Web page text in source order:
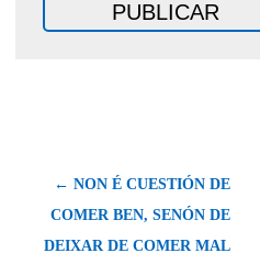
← NON É CUESTIÓN DE
COMER BEN, SENÓN DE
DEIXAR DE COMER MAL